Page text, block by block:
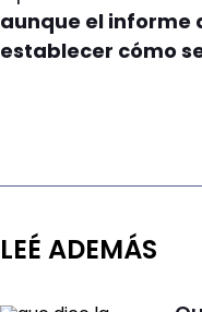
aunque el informe
establecer cómo
LEÉ ADEMÁS